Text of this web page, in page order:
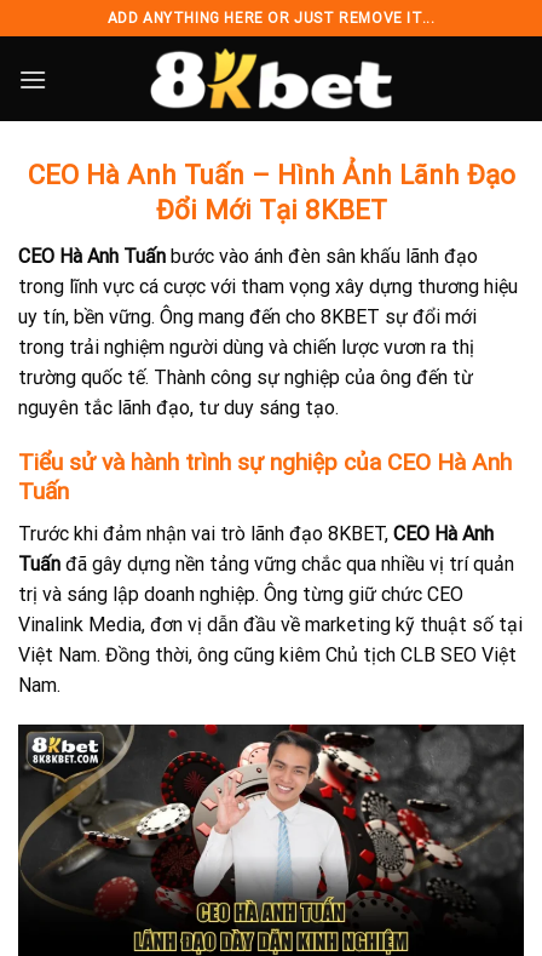
đến
nội
ADD ANYTHING HERE OR JUST REMOVE IT...
CEO Hà Anh Tuấn – Hình Ảnh Lãnh Đạo
Đổi Mới Tại 8KBET
CEO Hà Anh Tuấn bước vào ánh đèn sân khấu lãnh đạo
trong lĩnh vực cá cược với tham vọng xây dựng thương hiệu
uy tín, bền vững. Ông mang đến cho 8KBET sự đổi mới
trong trải nghiệm người dùng và chiến lược vươn ra thị
trường quốc tế. Thành công sự nghiệp của ông đến từ
nguyên tắc lãnh đạo, tư duy sáng tạo.
Tiểu sử và hành trình sự nghiệp của CEO Hà Anh
Tuấn
Trước khi đảm nhận vai trò lãnh đạo 8KBET, CEO Hà Anh
Tuấn đã gây dựng nền tảng vững chắc qua nhiều vị trí quản
trị và sáng lập doanh nghiệp. Ông từng giữ chức CEO
Vinalink Media, đơn vị dẫn đầu về marketing kỹ thuật số tại
Việt Nam. Đồng thời, ông cũng kiêm Chủ tịch CLB SEO Việt
Nam.